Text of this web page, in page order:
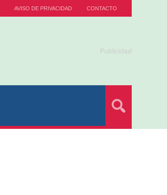
AVISO DE PRIVACIDAD CONTACTO
Publicidad